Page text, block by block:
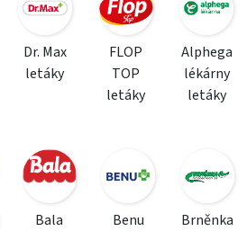
Dr. Max
letáky
FLOP
TOP
letáky
Alphega
lékárny
letáky
Bala
Benu
Brněnka